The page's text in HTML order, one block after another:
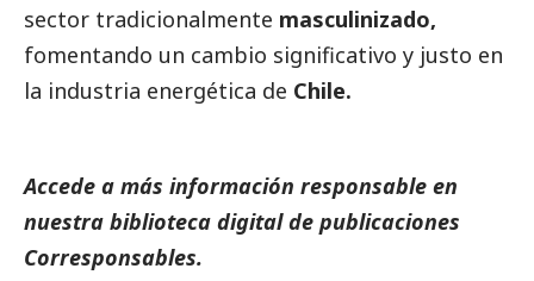
sector tradicionalmente masculinizado,
fomentando un cambio significativo y justo en
la industria energética de Chile.
Accede a más información responsable en
nuestra biblioteca digital de publicaciones
Corresponsables.